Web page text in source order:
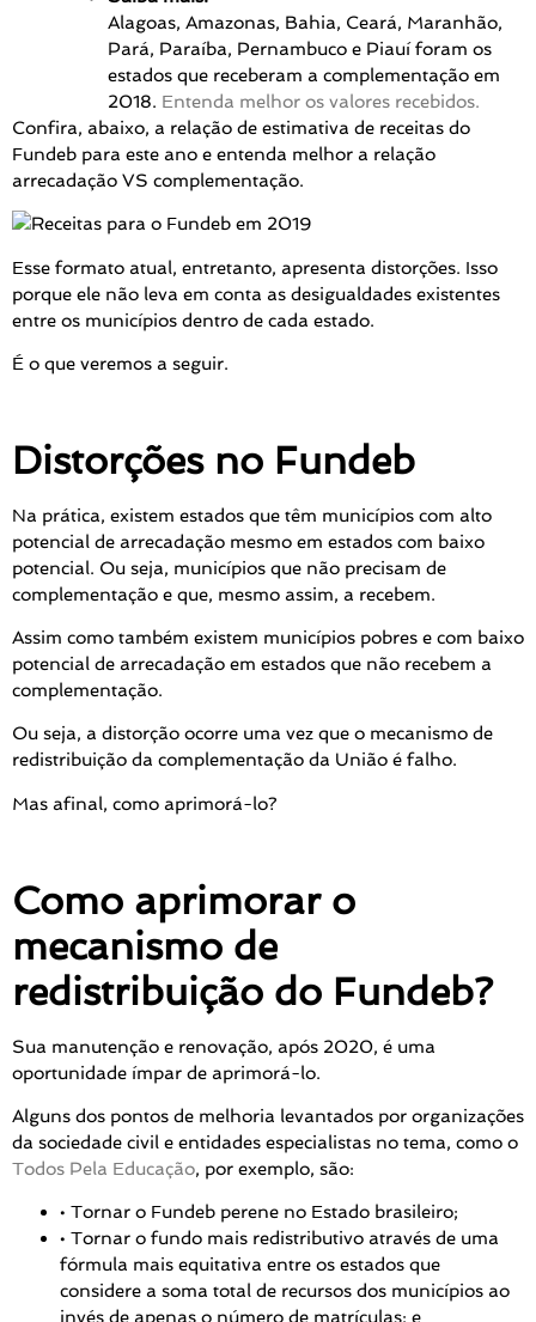
Alagoas, Amazonas, Bahia, Ceará, Maranhão,
Pará, Paraíba, Pernambuco e Piauí foram os
estados que receberam a complementação em
2018. Entenda melhor os valores recebidos.
Confira, abaixo, a relação de estimativa de receitas do
Fundeb para este ano e entenda melhor a relação
arrecadação VS complementação.
Esse formato atual, entretanto, apresenta distorções. Isso
porque ele não leva em conta as desigualdades existentes
entre os municípios dentro de cada estado.
É o que veremos a seguir.
Distorções no Fundeb
Na prática, existem estados que têm municípios com alto
potencial de arrecadação mesmo em estados com baixo
potencial. Ou seja, municípios que não precisam de
complementação e que, mesmo assim, a recebem.
Assim como também existem municípios pobres e com baixo
potencial de arrecadação em estados que não recebem a
complementação.
Ou seja, a distorção ocorre uma vez que o mecanismo de
redistribuição da complementação da União é falho.
Mas afinal, como aprimorá-lo?
Como aprimorar o
mecanismo de
redistribuição do Fundeb?
Sua manutenção e renovação, após 2020, é uma
oportunidade ímpar de aprimorá-lo.
Alguns dos pontos de melhoria levantados por organizações
da sociedade civil e entidades especialistas no tema, como o
Todos Pela Educação, por exemplo, são:
• Tornar o Fundeb perene no Estado brasileiro;
• Tornar o fundo mais redistributivo através de uma
fórmula mais equitativa entre os estados que
considere a soma total de recursos dos municípios ao